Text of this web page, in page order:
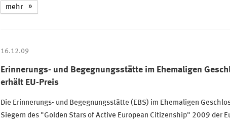
mehr
16.12.09
Erinnerungs- und Begegnungsstätte im Ehemaligen
erhält EU-Preis
Die Erinnerungs- und Begegnungsstätte (EBS) im Ehemaligen
Siegern des "Golden Stars of Active European Citizenship" 2009 der